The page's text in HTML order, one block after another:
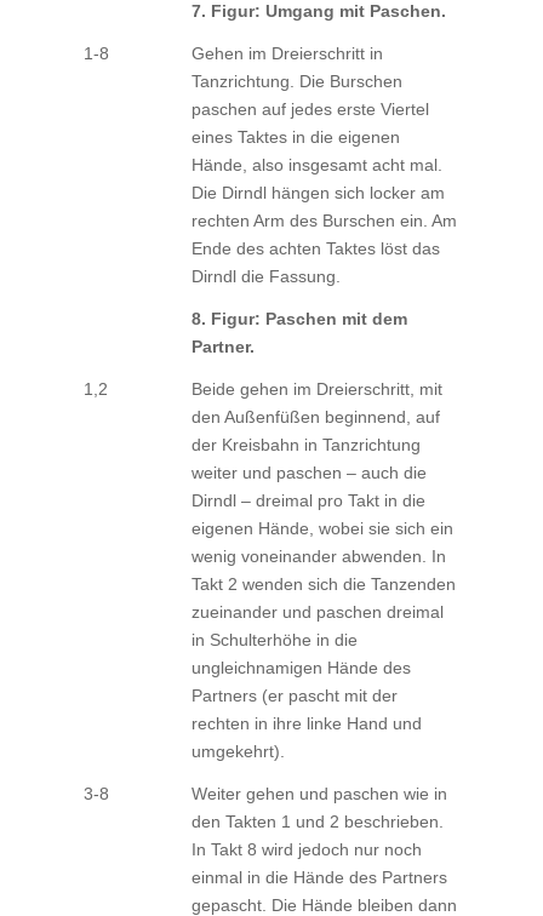
7. Figur: Umgang mit Paschen.
1-8
Gehen im Dreierschritt in
Tanzrichtung. Die Burschen
paschen auf jedes erste Viertel
eines Taktes in die eigenen
Hände, also insgesamt acht mal.
Die Dirndl hängen sich locker am
rechten Arm des Burschen ein. Am
Ende des achten Taktes löst das
Dirndl die Fassung.
8. Figur: Paschen mit dem
Partner.
1,2
Beide gehen im Dreierschritt, mit
den Außenfüßen beginnend, auf
der Kreisbahn in Tanzrichtung
weiter und paschen – auch die
Dirndl – dreimal pro Takt in die
eigenen Hände, wobei sie sich ein
wenig voneinander abwenden. In
Takt 2 wenden sich die Tanzenden
zueinander und paschen dreimal
in Schulterhöhe in die
ungleichnamigen Hände des
Partners (er pascht mit der
rechten in ihre linke Hand und
umgekehrt).
3-8
Weiter gehen und paschen wie in
den Takten 1 und 2 beschrieben.
In Takt 8 wird jedoch nur noch
einmal in die Hände des Partners
gepascht. Die Hände bleiben dann